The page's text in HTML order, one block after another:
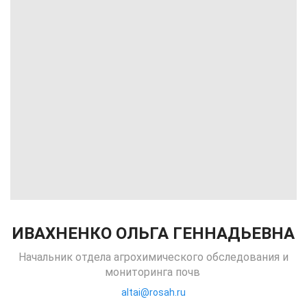
ИВАХНЕНКО ОЛЬГА ГЕННАДЬЕВНА
Начальник отдела агрохимического обследования и
мониторинга почв
altai@rosah.ru